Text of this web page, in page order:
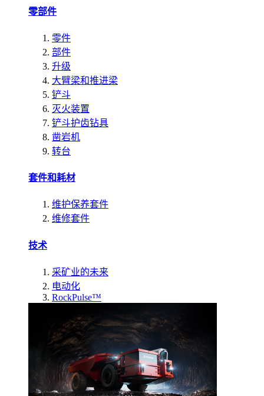
零部件
零件
部件
升级
大臂梁和推进梁
铲斗
灭火装置
铲斗护齿钻具
凿岩机
转台
套件和耗材
维护保养套件
维修套件
技术
采矿业的未来
电动化
RockPulse™